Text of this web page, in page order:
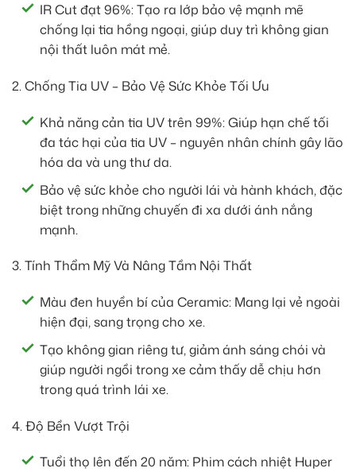
IR Cut đạt 96%: Tạo ra lớp bảo vệ mạnh mẽ
chống lại tia hồng ngoại, giúp duy trì không gian
nội thất luôn mát mẻ.
2. Chống Tia UV – Bảo Vệ Sức Khỏe Tối Ưu
Khả năng cản tia UV trên 99%: Giúp hạn chế tối
đa tác hại của tia UV – nguyên nhân chính gây lão
hóa da và ung thư da.
Bảo vệ sức khỏe cho người lái và hành khách, đặc
biệt trong những chuyến đi xa dưới ánh nắng
mạnh.
3. Tính Thẩm Mỹ Và Nâng Tầm Nội Thất
Màu đen huyền bí của Ceramic: Mang lại vẻ ngoài
hiện đại, sang trọng cho xe.
Tạo không gian riêng tư, giảm ánh sáng chói và
giúp người ngồi trong xe cảm thấy dễ chịu hơn
trong quá trình lái xe.
4. Độ Bền Vượt Trội
Tuổi thọ lên đến 20 năm: Phim cách nhiệt Huper